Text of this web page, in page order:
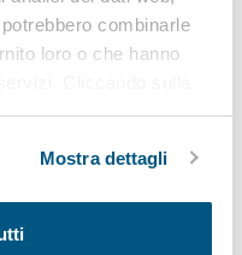
combinarle
loro o che hanno
tutti i cookie,
Mostra dettagli
gratuite per
novità legislative